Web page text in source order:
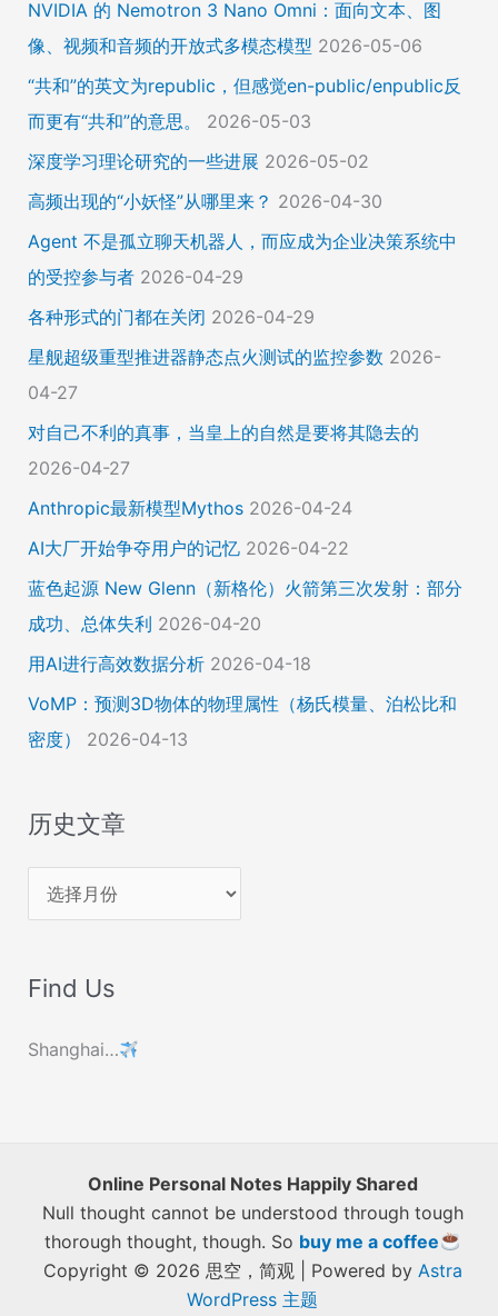
NVIDIA 的 Nemotron 3 Nano Omni：面向文本、图
像、视频和音频的开放式多模态模型 2026-05-06
“共和”的英文为republic，但感觉en-public/enpublic反
而更有“共和”的意思。
2026-05-03
深度学习理论研究的一些进展 2026-05-02
高频出现的“小妖怪”从哪里来？ 2026-04-30
Agent 不是孤立聊天机器人，而应成为企业决策系统中
的受控参与者 2026-04-29
各种形式的门都在关闭 2026-04-29
星舰超级重型推进器静态点火测试的监控参数 2026-
04-27
对自己不利的真事，当皇上的自然是要将其隐去的
2026-04-27
Anthropic最新模型Mythos 2026-04-24
AI大厂开始争夺用户的记忆 2026-04-22
蓝色起源 New Glenn（新格伦）火箭第三次发射：部分
成功、总体失利 2026-04-20
用AI进行高效数据分析 2026-04-18
VoMP：预测3D物体的物理属性（杨氏模量、泊松比和
密度）
2026-04-13
历史文章
史
章
Find Us
Shanghai…
Online Personal Notes Happily Shared
Null thought cannot be understood through tough
thorough thought, though. So buy me a coffee
Copyright © 2026 思空，简观 | Powered by Astra
WordPress 主题